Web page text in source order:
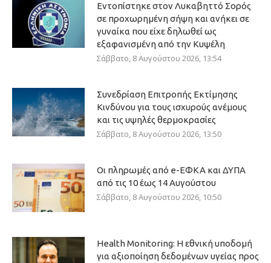
Εντοπίστηκε στον Λυκαβηττό Σορός
σε προχωρημένη σήψη και ανήκει σε
γυναίκα που είχε δηλωθεί ως
εξαφανισμένη από την Κυψέλη
Σάββατο, 8 Αυγούστου 2026, 13:54
Συνεδρίαση Επιτροπής Εκτίμησης
Κινδύνου για τους ισχυρούς ανέμους
και τις υψηλές θερμοκρασίες
Σάββατο, 8 Αυγούστου 2026, 13:50
Οι πληρωμές από e-ΕΦΚΑ και ΔΥΠΑ
από τις 10 έως 14 Αυγούστου
Σάββατο, 8 Αυγούστου 2026, 10:50
Health Monitoring: Η εθνική υποδομή
για αξιοποίηση δεδομένων υγείας προς